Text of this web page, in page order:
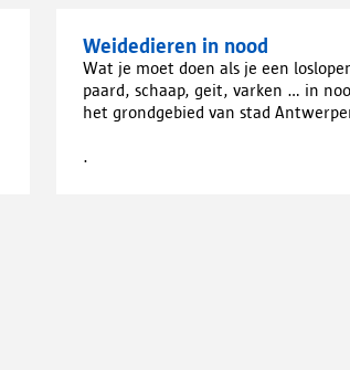
Weidedieren in nood
Wat je moet doen als je een
paard, schaap, geit, varken ... in
het grondgebied van stad
.